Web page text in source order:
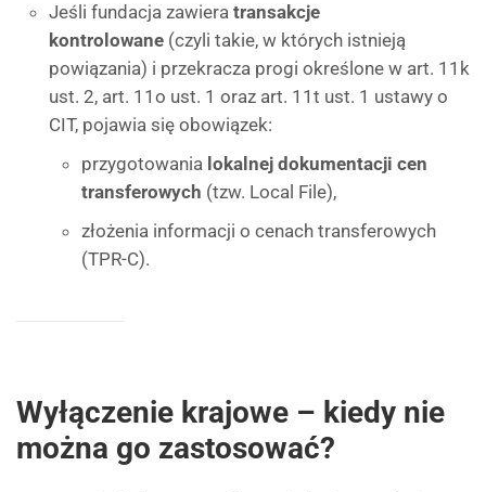
Jeśli fundacja zawiera transakcje
kontrolowane (czyli takie, w których istnieją
powiązania) i przekracza progi określone w art. 11k
ust. 2, art. 11o ust. 1 oraz art. 11t ust. 1 ustawy o
CIT, pojawia się obowiązek:
przygotowania lokalnej dokumentacji cen
transferowych (tzw. Local File),
złożenia informacji o cenach transferowych
(TPR-C).
Wyłączenie krajowe – kiedy nie
można go zastosować?